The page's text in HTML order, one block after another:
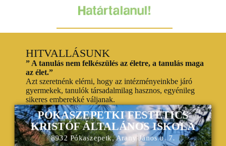
HITVALLÁSUNK
” A tanulás nem felkészülés az életre, a tanulás maga
az élet.”
Azt szeretnénk elérni, hogy az intézményeinkbe járó
gyermekek, tanulók társadalmilag hasznos, egyénileg
sikeres emberekké váljanak.
PÓKASZEPETKI FESTETICS
KRISTÓF ÁLTALÁNOS ISKOLA
8932 Pókaszepetk, Arany János u. 7.